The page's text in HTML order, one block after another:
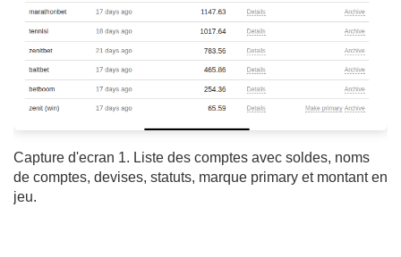
Capture d'ecran 1. Liste des comptes avec soldes, noms
de comptes, devises, statuts, marque primary et montant en
jeu.